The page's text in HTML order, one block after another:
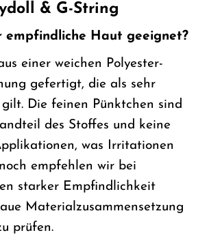
& G-String
empfindliche Haut geeignet?
einer weichen Polyester-
gefertigt, die als sehr
Die feinen Pünktchen sind
des Stoffes und keine
was Irritationen
empfehlen wir bei
starker Empfindlichkeit
Materialzusammensetzung
prüfen.